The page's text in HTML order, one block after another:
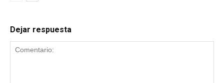
Dejar respuesta